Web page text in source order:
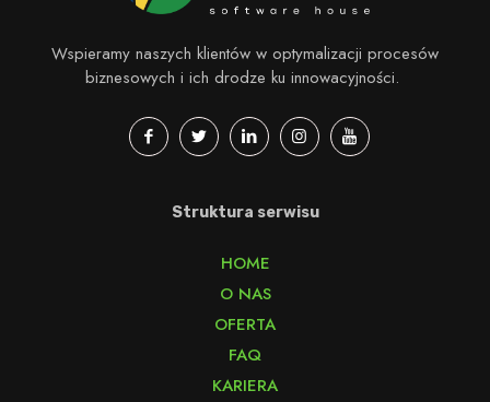
Wspieramy naszych klientów w optymalizacji procesów
biznesowych i ich drodze ku innowacyjności.
Struktura serwisu
HOME
O NAS
OFERTA
FAQ
KARIERA